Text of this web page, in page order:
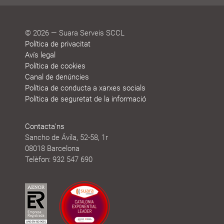
© 2026 — Suara Serveis SCCL
Política de privacitat
Avís legal
Política de cookies
Canal de denúncies
Política de conducta a xarxes socials
Política de seguretat de la informació
Contacta'ns
Sancho de Ávila, 52-58, 1r
08018 Barcelona
Telèfon: 932 547 690